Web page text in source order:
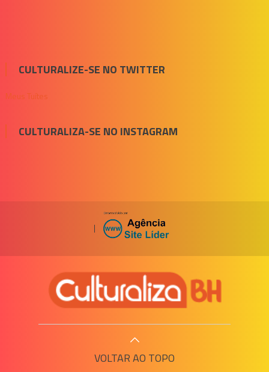
CULTURALIZE-SE NO TWITTER
Meus Tuítes
CULTURALIZA-SE NO INSTAGRAM
|
VOLTAR AO TOPO